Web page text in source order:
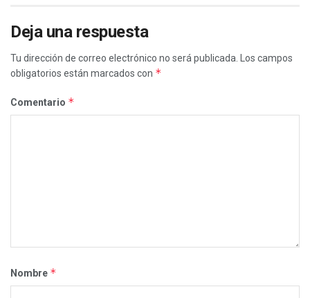
Deja una respuesta
Tu dirección de correo electrónico no será publicada.
Los campos
obligatorios están marcados con *
Comentario *
Nombre *